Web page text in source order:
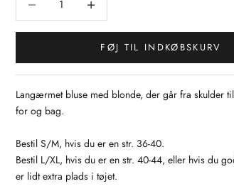
FØJ TIL INDKØBSKURV
Langærmet bluse med blonde, der går fra skulder
for og bag.
Bestil S/M, hvis du er en str. 36-40.
Bestil L/XL, hvis du er en str. 40-44, eller hvis du
er lidt extra plads i tøjet.